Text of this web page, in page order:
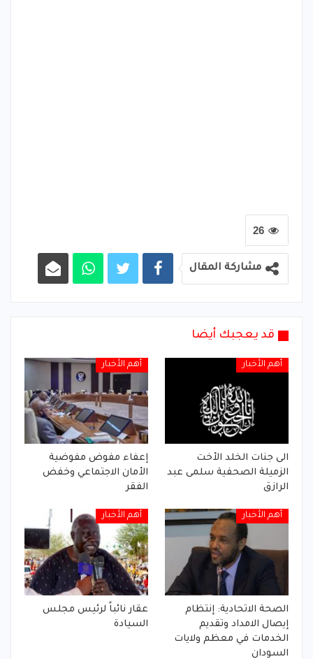
26
مشاركة المقال
قد يعجبك أيضا
أهم الأخبار
الى جنات الخلد الأخت
الزميلة الصحفية سلمى عبد
الرازق
أهم الأخبار
إعفاء مفوض مفوضية
الأمان الاجتماعي وخفض
الفقر
أهم الأخبار
الصحة الاتحادية: إنتظام
إيصال الامداد وتقديم
الخدمات في معظم ولايات
السودان
أهم الأخبار
عقار نائباً لرئيس مجلس
السيادة